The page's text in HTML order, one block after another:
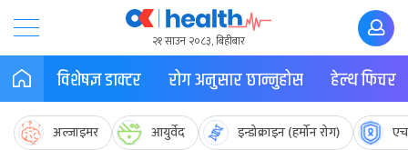
२१ साउन २०८३, बिहीबार
विशेषज्ञ डाक्टर रोग अनुसार छान्नुहोस हेल्थ फिचर
अल्जाइमर आयुर्वेद इन्डोक्राइन (हर्मोन रोग)